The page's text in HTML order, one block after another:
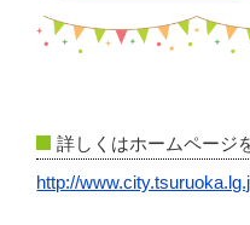
詳しくはホームページ
http://